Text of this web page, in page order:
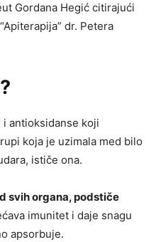
Gordana Hegić citirajući
dr. Petera
i antioksidanse koji
koja je uzimala med bilo
ističe ona.
svih organa, podstiče
imunitet i daje snagu
apsorbuje.